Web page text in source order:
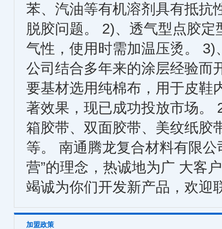
苯、汽油等有机溶剂具有抵抗
脱胶问题。 2)、透气型点胶
气性，使用时需加温压烫。
公司结合多年来的涂层经验而
要基材选用纯棉布，用于皮鞋
著效果，现已成功投放市场。
箱胶带、双面胶带、美纹纸胶
等。 南通腾龙复合材料有限
营”的理念，热诚地为广 大客
竭诚为你们开发新产品，欢迎
加盟政策